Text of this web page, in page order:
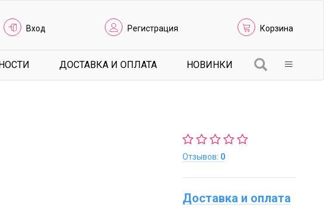
Вход Регистрация Корзина
ДОСТАВКА И ОПЛАТА НОВИНКИ
Отзывов: 0
Доставка и оплата